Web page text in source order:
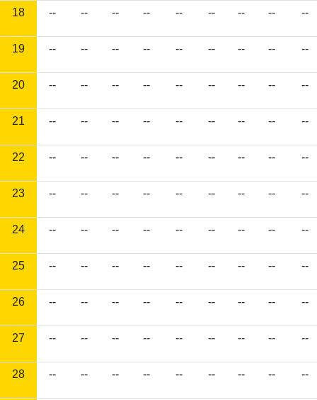
18 -- -- -- -- -- -- -- -- --
19 -- -- -- -- -- -- -- -- --
20 -- -- -- -- -- -- -- -- --
21 -- -- -- -- -- -- -- -- --
22 -- -- -- -- -- -- -- -- --
23 -- -- -- -- -- -- -- -- --
24 -- -- -- -- -- -- -- -- --
25 -- -- -- -- -- -- -- -- --
26 -- -- -- -- -- -- -- -- --
27 -- -- -- -- -- -- -- -- --
28 -- -- -- -- -- -- -- -- --